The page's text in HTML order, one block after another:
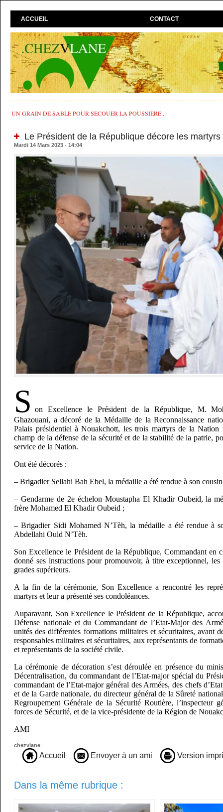
ACCUEIL CONTACT
UN GRAIN DE SABLE POUR SECOUER LA POUSSIÈRE...
Le Président de la République décore les
Mardi 14 Mars 2023 - 14:04
S
on Excellence le Président de la République, M.
Ghazouani, a décoré de la Médaille de la Reconnaissance
Palais présidentiel à Nouakchott, les trois martyrs de la Nation
champ de la défense de la sécurité et de la stabilité de la patrie,
service de la Nation.
Ont été décorés :
– Brigadier Sellahi Bah Ebel, la médaille a été rendue à son
– Gendarme de 2e échelon Moustapha El Khadir Oubeid, la
frère Mohamed El Khadir Oubeid ;
– Brigadier Sidi Mohamed N’Tèh, la médaille a été rendue à
Abdellahi Ould N’Tèh.
Son Excellence le Président de la République, Commandant en
donné ses instructions pour promouvoir, à titre exceptionnel,
grades supérieurs.
A la fin de la cérémonie, Son Excellence a rencontré les
martyrs et leur a présenté ses condoléances.
Auparavant, Son Excellence le Président de la République,
Défense nationale et du Commandant de l’Etat-Major des
unités des différentes formations militaires et sécuritaires, avant
responsables militaires et sécuritaires, aux représentants de
et représentants de la société civile.
La cérémonie de décoration s’est déroulée en présence du
Décentralisation, du commandant de l’Etat-major spécial du
commandant de l’Etat-major général des Armées, des chefs
et de la Garde nationale, du directeur général de la Sûreté
Regroupement Générale de la Sécurité Routière, l’inspecteur
forces de Sécurité, et de la vice-présidente de la Région de
AMI
chezvlane
Accueil Envoyer à un ami Version
Dans la même rubrique :